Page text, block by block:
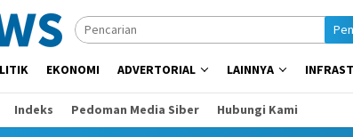
EKONOMI ADVERTORIAL LAINNYA
Indeks Pedoman Media Siber Hubungi Kami